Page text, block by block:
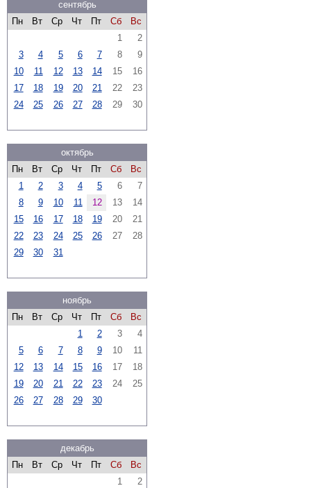
сентябрь
Пн
Вт Ср Чт Пт Сб
Вс
1
2
3
4 5 6 7 8
9
10
11 12 13 14 15
16
17
18 19 20 21 22
23
24
25 26 27 28 29 30
октябрь
Пн
Вт Ср Чт Пт Сб
Вс
1
2 3 4 5 6
7
8
9 10 11 12 13
14
15
16 17 18 19 20
21
22
23 24 25 26 27
28
29
30 31
ноябрь
Пн
Вт Ср Чт Пт Сб
Вс
1
2 3
4
5
6 7 8 9 10
11
12
13 14 15 16 17
18
19
20 21 22 23 24
25
26
27 28 29 30
декабрь
Пн
Вт Ср Чт Пт Сб
Вс
1
2